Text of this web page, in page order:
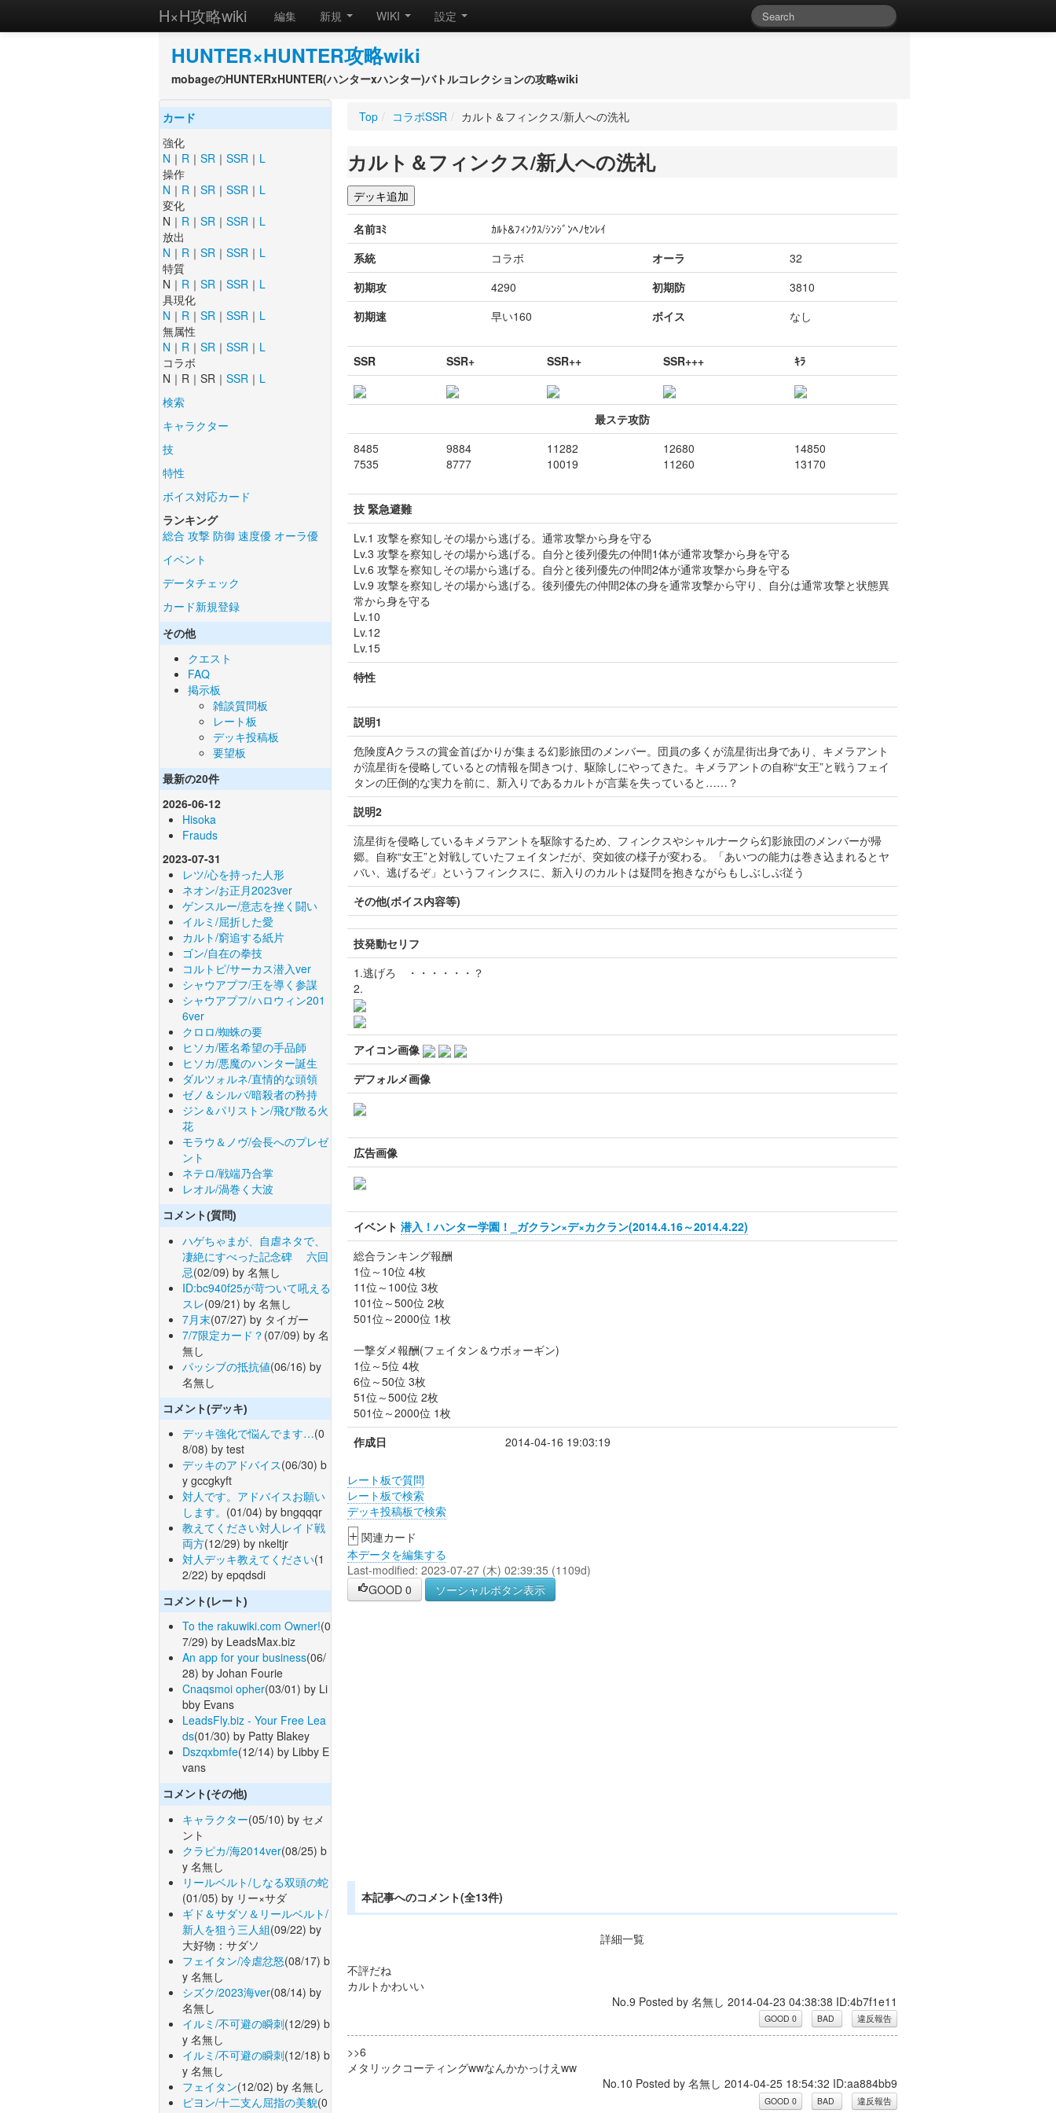
H×H攻略wiki 編集 新規 WIKI 設定
HUNTER×HUNTER攻略wiki
mobageのHUNTERxHUNTER(ハンターxハンター)バトルコレクションの攻略wiki
カード
強化
N ｜ R ｜ SR ｜ SSR ｜ L
操作
N ｜ R ｜ SR ｜ SSR ｜ L
変化
N｜ R ｜ SR ｜ SSR ｜ L
放出
N ｜ R ｜ SR ｜ SSR ｜ L
特質
N｜ R ｜ SR ｜ SSR ｜ L
具現化
N ｜ R ｜ SR ｜ SSR ｜ L
無属性
N ｜ R ｜ SR ｜ SSR ｜ L
コラボ
N｜R｜SR｜ SSR ｜ L
検索
キャラクター
技
特性
ボイス対応カード
ランキング
総合 攻撃 防御 速度優 オーラ優
イベント
データチェック
カード新規登録
その他
クエスト
FAQ
掲示板
雑談質問板
レート板
デッキ投稿板
要望板
最新の20件
2026-06-12
Hisoka
Frauds
2023-07-31
レツ/心を持った人形
ネオン/お正月2023ver
ゲンスルー/意志を挫く闘い
イルミ/屈折した愛
カルト/窮追する紙片
ゴン/自在の拳技
コルトピ/サーカス潜入ver
シャウアプフ/王を導く参謀
シャウアプフ/ハロウィン201
6ver
クロロ/蜘蛛の要
ヒソカ/匿名希望の手品師
ヒソカ/悪魔のハンター誕生
ダルツォルネ/直情的な頭領
ゼノ＆シルバ/暗殺者の矜持
ジン＆パリストン/飛び散る火
花
モラウ＆ノヴ/会長へのプレゼ
ント
ネテロ/戦端乃合掌
レオル/渦巻く大波
コメント(質問)
ハゲちゃまが、自虐ネタで、
凄絶にすべった記念碑 六回
忌(02/09) by 名無し
ID:bc940f25が苛ついて吼える
スレ(09/21) by 名無し
7月末(07/27) by タイガー
7/7限定カード？ (07/09) by 名
無し
パッシブの抵抗値(06/16) by
名無し
コメント(デッキ)
デッキ強化で悩んでます…(0
8/08) by test
デッキのアドバイス(06/30) b
y gccgkyft
対人です。アドバイスお願い
します。 (01/04) by bngqqqr
教えてください対人レイド戦
両方(12/29) by nkeltjr
対人デッキ教えてください(1
2/22) by epqdsdi
コメント(レート)
To the rakuwiki.com Owner!(0
7/29) by LeadsMax.biz
An app for your business(06/
28) by Johan Fourie
Cnaqsmoi opher(03/01) by Li
bby Evans
LeadsFly.biz - Your Free Lea
ds(01/30) by Patty Blakey
Dszqxbmfe(12/14) by Libby E
vans
コメント(その他)
キャラクター(05/10) by セメ
ント
クラピカ/海2014ver(08/25) b
y 名無し
リールベルト/しなる双頭の蛇
(01/05) by リー×サダ
ギド＆サダソ＆リールベルト/
新人を狙う三人組(09/22) by
大好物：サダソ
フェイタン/冷虐忿怒(08/17) b
y 名無し
シズク/2023海ver(08/14) by
名無し
イルミ/不可避の瞬刺(12/29) b
y 名無し
イルミ/不可避の瞬刺(12/18) b
y 名無し
フェイタン(12/02) by 名無し
ピヨン/十二支ん屈指の美貌(0
Top / コラボSSR / カルト＆フィンクス/新人への洗礼
カルト＆フィンクス/新人への洗礼
名前ﾖﾐ
ｶﾙﾄ&ﾌｨﾝｸｽ/ｼﾝｼﾞﾝﾍﾉｾﾝﾚｲ
系統
コラボ オーラ
32
初期攻
4290 初期防
3810
初期速
早い160 ボイス なし
SSR SSR+ SSR++ SSR+++ ｷﾗ
最ステ攻防
8485
7535
9884
8777
11282
10019
12680
11260
14850
13170
技 緊急避難
Lv.1 攻撃を察知しその場から逃げる。通常攻撃から身を守る
Lv.3 攻撃を察知しその場から逃げる。自分と後列優先の仲間1体が通常攻撃から身を守る
Lv.6 攻撃を察知しその場から逃げる。自分と後列優先の仲間2体が通常攻撃から身を守る
Lv.9 攻撃を察知しその場から逃げる。後列優先の仲間2体の身を通常攻撃から守り、自分は通常攻撃と状態異
常から身を守る
Lv.10
Lv.12
Lv.15
特性
説明1
危険度Aクラスの賞金首ばかりが集まる幻影旅団のメンバー。団員の多くが流星街出身であり、キメラアント
が流星街を侵略しているとの情報を聞きつけ、駆除しにやってきた。キメラアントの自称“女王”と戦うフェイ
タンの圧倒的な実力を前に、新入りであるカルトが言葉を失っていると……？
説明2
流星街を侵略しているキメラアントを駆除するため、フィンクスやシャルナークら幻影旅団のメンバーが帰
郷。自称“女王”と対戦していたフェイタンだが、突如彼の様子が変わる。「あいつの能力は巻き込まれるとヤ
バい、逃げるぞ」というフィンクスに、新入りのカルトは疑問を抱きながらもしぶしぶ従う
その他(ボイス内容等)
技発動セリフ
1.逃げろ ・・・・・・？
2.
アイコン画像
デフォルメ画像
広告画像
イベント 潜入！ハンター学園！_ガクラン×デ×カクラン(2014.4.16～2014.4.22)
総合ランキング報酬
1位～10位 4枚
11位～100位 3枚
101位～500位 2枚
501位～2000位 1枚
一撃ダメ報酬(フェイタン＆ウボォーギン)
1位～5位 4枚
6位～50位 3枚
51位～500位 2枚
501位～2000位 1枚
作成日
2014-04-16 19:03:19
レート板で質問
レート板で検索
デッキ投稿板で検索
+ 関連カード
本データを編集する
Last-modified: 2023-07-27 (木) 02:39:35 (1109d)
GOOD 0 ソーシャルボタン表示
本記事へのコメント(全13件)
詳細一覧
不評だね
カルトかわいい
No.9 Posted by 名無し 2014-04-23 04:38:38 ID:4b7f1e11
>>6
メタリックコーティングwwなんかかっけえww
No.10 Posted by 名無し 2014-04-25 18:54:32 ID:aa884bb9